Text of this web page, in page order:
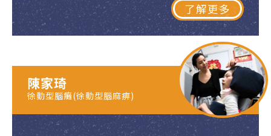
了解更多
陳家琦
徐動型腦癱(徐動型腦麻痹)